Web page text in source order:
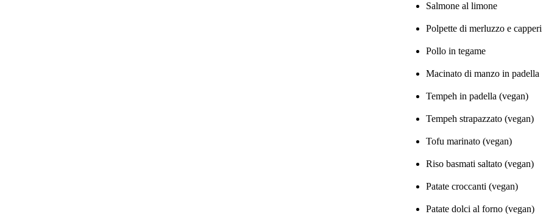
Salmone al limone
Polpette di merluzzo e capperi
Pollo in tegame
Macinato di manzo in padella
Tempeh in padella (vegan)
Tempeh strapazzato (vegan)
Tofu marinato (vegan)
Riso basmati saltato (vegan)
Patate croccanti (vegan)
Patate dolci al forno (vegan)